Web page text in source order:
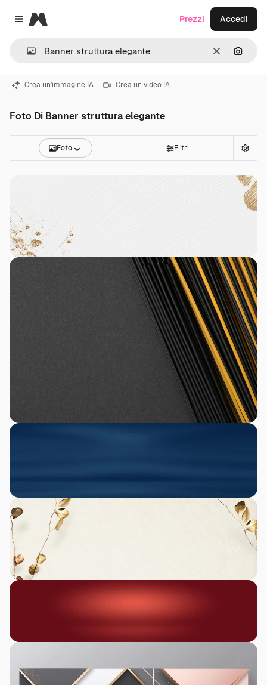
Close menu
Magnific
CancellaCerca
Prezzi Accedi
Crea un'immagine IA Crea un video IA
Foto Di Banner struttura elegante
Foto Filtri